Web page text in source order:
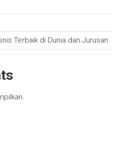
Terbaik di Dunia dan Jurusan